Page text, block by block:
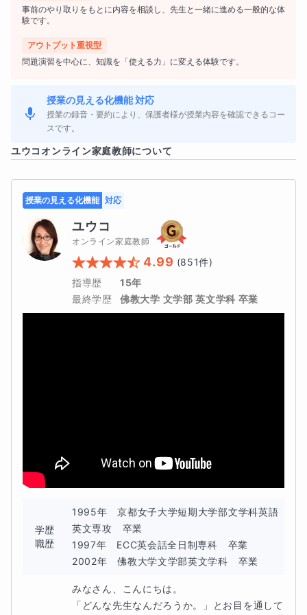
自学へつながるコツを確認します。リスニングのス
沢山含まれています。語彙が聞き取れるようになる
つながります。
英語が聞き通れる耳になるように毎日取り組む習慣
をつけていきます。
最初の１週間は大変です。しかし、聞き取る力はや
ればやるほど伸びてきます。
リスニングの力が安定するとほかの分野にも相乗効
果が出ます。
➁ 英文法やスペルミスを減らすこと
➂ 自分自身が書きやすい構成を作ること
高得点を取るための英作文の構成はどのようなもの
生徒さんが書いたエッセイをもとに、スコアがとれ
る書き方や表現を授業内で
事前のやり取りをもとに内容を相談し、先生と一緒に進める一般的な体
験です。
アウトプット重視型
問題演習を中心に、知識を「使える力」に変える体験です。
授業の見える化機能 対応
授業の録音・要約により、保護者様が授業内容を確認できるコー
スです。
ユウコオンライン家庭教師について
授業の見える化機能 対応
ユウコ
オンライン家庭教師
4.99 (851件)
指導歴
15年
最終学歴
佛教大学 文学部 英文学科 卒業
学歴
職歴
1995年　京都女子大学短期大学部文学科英語
英文専攻　卒業
1997年　ECC英会話全日制専科　卒業
2002年　佛教大学文学部英文学科　卒業
みなさん、こんにちは。
「どんな先生なんだろうか。」とお目を通して